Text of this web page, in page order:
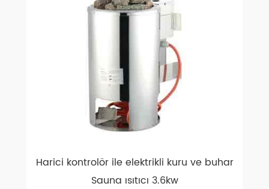
Harici kontrolör ile elektrikli kuru ve buhar
Sauna ısıtıcı 3.6kw